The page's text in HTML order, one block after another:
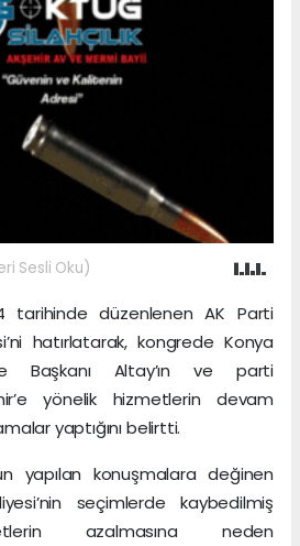
Sesli Oku)
tarihinde düzenlenen AK Parti
hatırlatarak, kongrede Konya
Başkanı Altay’ın ve parti
yönelik hizmetlerin devam
yaptığını belirtti.
yapılan konuşmalara değinen
seçimlerde kaybedilmiş
azalmasına neden